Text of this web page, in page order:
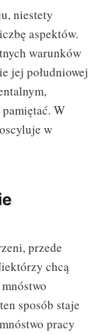
niestety
aspektów.
warunków
jej południowej
W
w
przede
chcą
sposób staje
pracy